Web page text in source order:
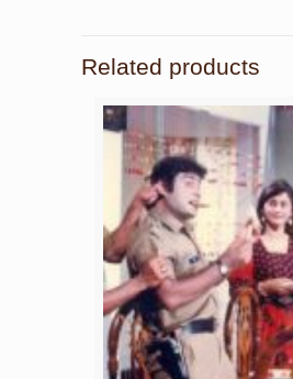
Related products